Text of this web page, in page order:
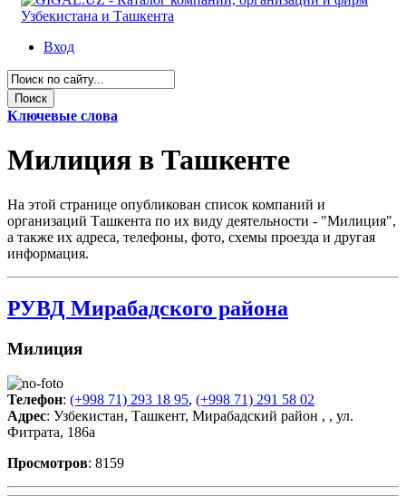
Вход
Ключевые слова
Милиция в Ташкенте
На этой странице опубликован список компаний и
организаций Ташкента по их виду деятельности - "Милиция",
а также их адреса, телефоны, фото, схемы проезда и другая
информация.
РУВД Мирабадского района
Милиция
Телефон: (+998 71) 293 18 95, (+998 71) 291 58 02
Адрес: Узбекистан, Ташкент, Мирабадский район , , ул.
Фитрата, 186а
Просмотров: 8159